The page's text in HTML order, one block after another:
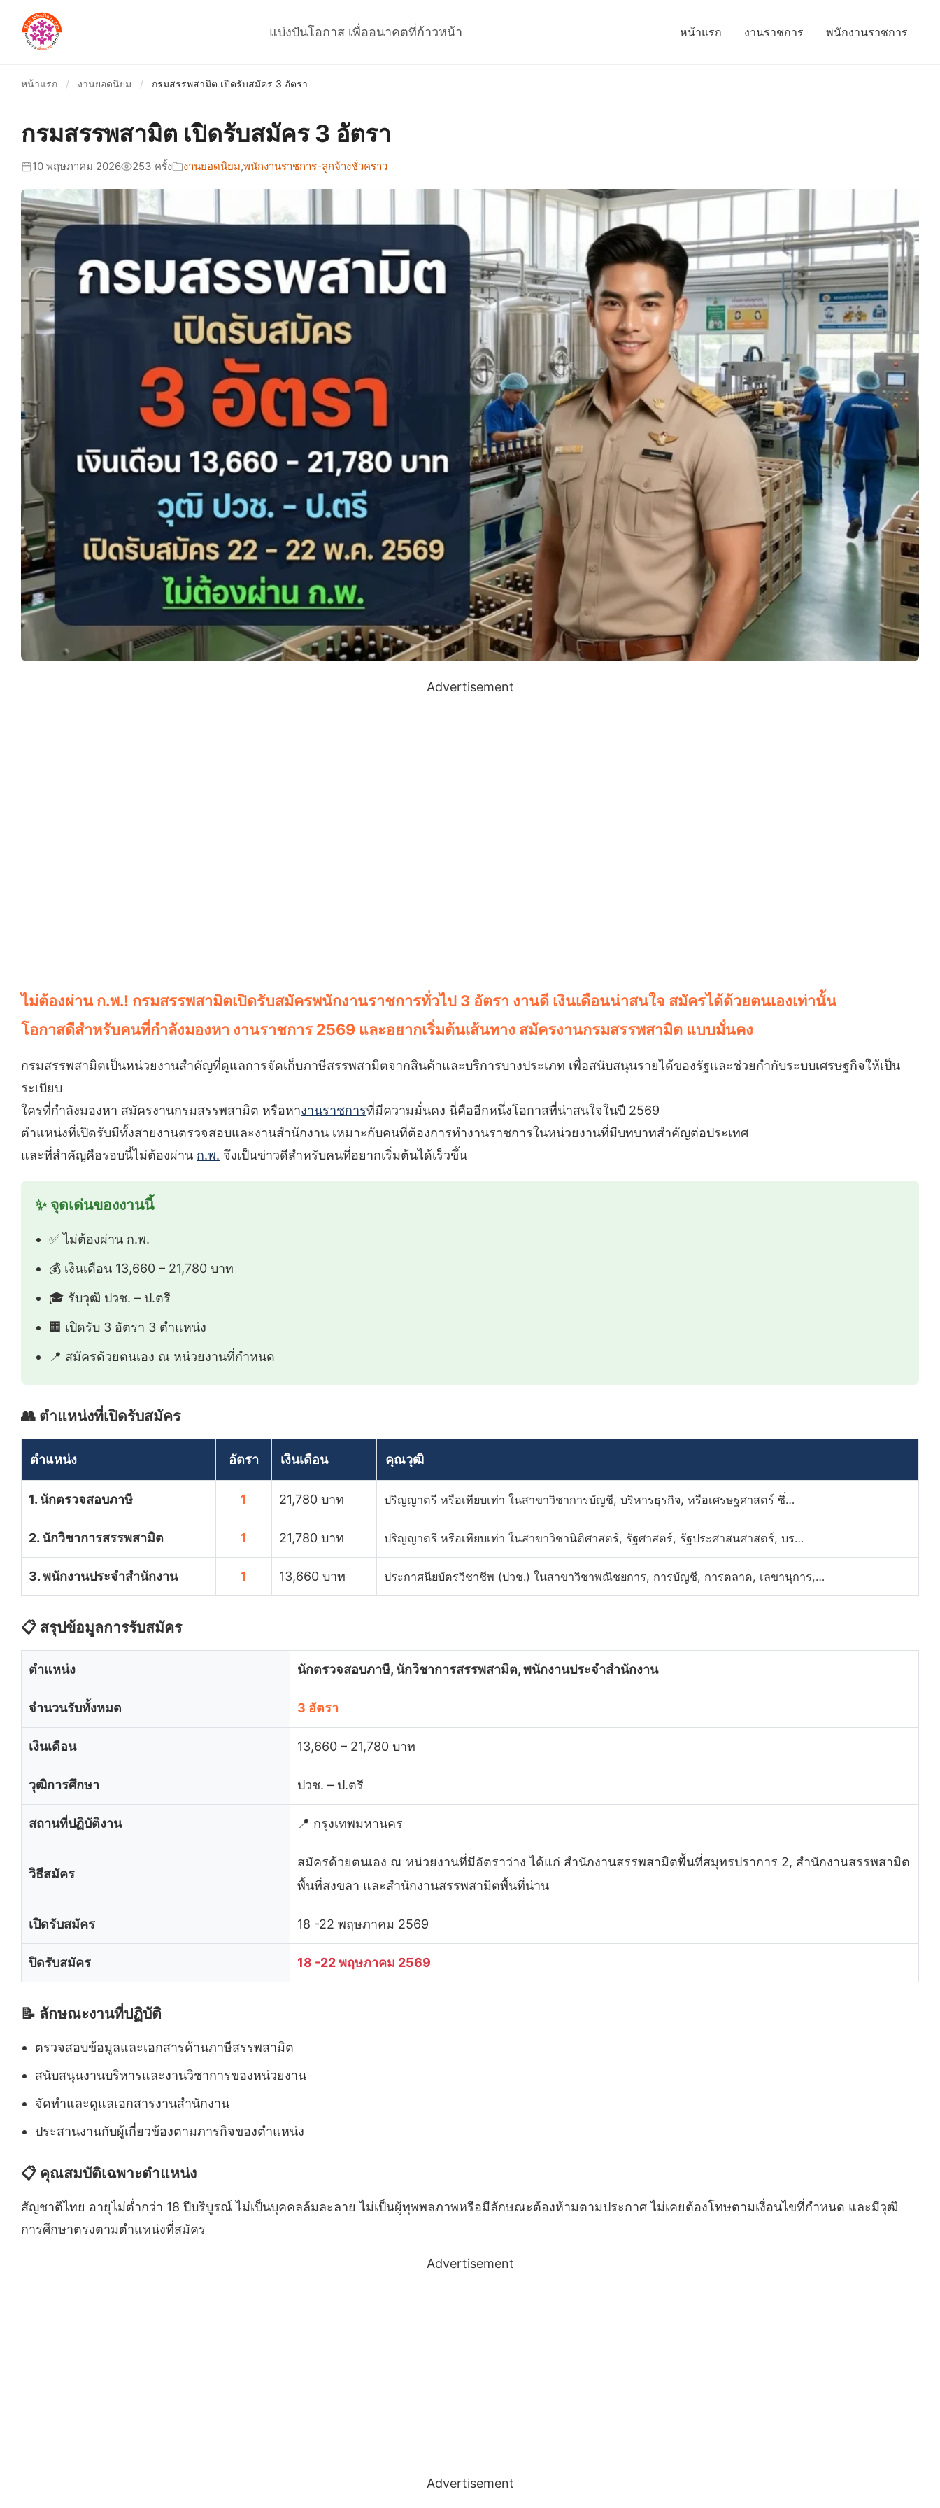
แบ่งปันโอกาส เพื่ออนาคตที่ก้าวหน้า หน้าแรก งานราชการ พนักงานราชการ
หน้าแรก / งานยอดนิยม / กรมสรรพสามิต เปิดรับสมัคร 3 อัตรา
กรมสรรพสามิต เปิดรับสมัคร 3 อัตรา
10 พฤษภาคม 2026 253 ครั้ง งานยอดนิยม,พนักงานราชการ-ลูกจ้างชั่วคราว
Advertisement
ไม่ต้องผ่าน ก.พ.! กรมสรรพสามิตเปิดรับสมัครพนักงานราชการทั่วไป 3 อัตรา งานดี เงินเดือนน่าสนใจ สมัครได้ด้วยตนเองเท่านั้น
โอกาสดีสำหรับคนที่กำลังมองหา งานราชการ 2569 และอยากเริ่มต้นเส้นทาง สมัครงานกรมสรรพสามิต แบบมั่นคง
กรมสรรพสามิตเป็นหน่วยงานสำคัญที่ดูแลการจัดเก็บภาษีสรรพสามิตจากสินค้าและบริการบางประเภท เพื่อสนับสนุนรายได้ของรัฐและช่วยกำกับระบบเศรษฐกิจให้เป็น
ระเบียบ
ใครที่กำลังมองหา สมัครงานกรมสรรพสามิต หรือหางานราชการที่มีความมั่นคง นี่คืออีกหนึ่งโอกาสที่น่าสนใจในปี 2569
ตำแหน่งที่เปิดรับมีทั้งสายงานตรวจสอบและงานสำนักงาน เหมาะกับคนที่ต้องการทำงานราชการในหน่วยงานที่มีบทบาทสำคัญต่อประเทศ
และที่สำคัญคือรอบนี้ไม่ต้องผ่าน ก.พ. จึงเป็นข่าวดีสำหรับคนที่อยากเริ่มต้นได้เร็วขึ้น
✨ จุดเด่นของงานนี้
✅ ไม่ต้องผ่าน ก.พ.
💰 เงินเดือน 13,660 – 21,780 บาท
🎓 รับวุฒิ ปวช. – ป.ตรี
🏢 เปิดรับ 3 อัตรา 3 ตำแหน่ง
📍 สมัครด้วยตนเอง ณ หน่วยงานที่กำหนด
👥 ตำแหน่งที่เปิดรับสมัคร
ตำแหน่ง อัตรา เงินเดือน คุณวุฒิ
1. นักตรวจสอบภาษี 1 21,780 บาท ปริญญาตรี หรือเทียบเท่า ในสาขาวิชาการบัญชี, บริหารธุรกิจ, หรือเศรษฐศาสตร์ ซึ่…
2. นักวิชาการสรรพสามิต 1 21,780 บาท ปริญญาตรี หรือเทียบเท่า ในสาขาวิชานิติศาสตร์, รัฐศาสตร์, รัฐประศาสนศาสตร์, บร…
3. พนักงานประจำสำนักงาน 1 13,660 บาท ประกาศนียบัตรวิชาชีพ (ปวช.) ในสาขาวิชาพณิชยการ, การบัญชี, การตลาด, เลขานุการ,…
📋 สรุปข้อมูลการรับสมัคร
ตำแหน่ง นักตรวจสอบภาษี, นักวิชาการสรรพสามิต, พนักงานประจำสำนักงาน
จำนวนรับทั้งหมด 3 อัตรา
เงินเดือน 13,660 – 21,780 บาท
วุฒิการศึกษา ปวช. – ป.ตรี
สถานที่ปฏิบัติงาน 📍 กรุงเทพมหานคร
วิธีสมัคร
สมัครด้วยตนเอง ณ หน่วยงานที่มีอัตราว่าง ได้แก่ สำนักงานสรรพสามิตพื้นที่สมุทรปราการ 2, สำนักงานสรรพสามิต
พื้นที่สงขลา และสำนักงานสรรพสามิตพื้นที่น่าน
เปิดรับสมัคร 18 -22 พฤษภาคม 2569
ปิดรับสมัคร 18 -22 พฤษภาคม 2569
📝 ลักษณะงานที่ปฏิบัติ
ตรวจสอบข้อมูลและเอกสารด้านภาษีสรรพสามิต
สนับสนุนงานบริหารและงานวิชาการของหน่วยงาน
จัดทำและดูแลเอกสารงานสำนักงาน
ประสานงานกับผู้เกี่ยวข้องตามภารกิจของตำแหน่ง
📋 คุณสมบัติเฉพาะตำแหน่ง
สัญชาติไทย อายุไม่ต่ำกว่า 18 ปีบริบูรณ์ ไม่เป็นบุคคลล้มละลาย ไม่เป็นผู้ทุพพลภาพหรือมีลักษณะต้องห้ามตามประกาศ ไม่เคยต้องโทษตามเงื่อนไขที่กำหนด และมีวุฒิ
การศึกษาตรงตามตำแหน่งที่สมัคร
Advertisement
Advertisement